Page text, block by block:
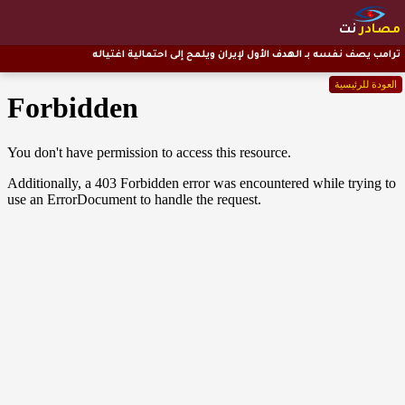
مصادرنت
العودة للرئيسية
ترامب يصف نفسه بـ الهدف الأول لإيران ويلمح إلى احتمالية اغتياله